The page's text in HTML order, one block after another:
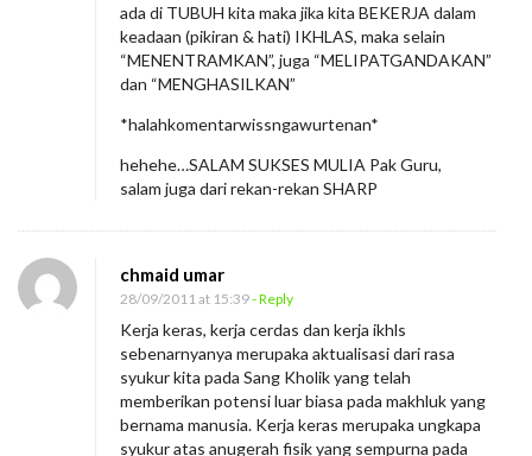
ada di TUBUH kita maka jika kita BEKERJA dalam
keadaan (pikiran & hati) IKHLAS, maka selain
“MENENTRAMKAN”, juga “MELIPATGANDAKAN”
dan “MENGHASILKAN”
*halahkomentarwissngawurtenan*
hehehe…SALAM SUKSES MULIA Pak Guru,
salam juga dari rekan-rekan SHARP
chmaid umar
28/09/2011 at 15:39- Reply
Kerja keras, kerja cerdas dan kerja ikhls
sebenarnyanya merupaka aktualisasi dari rasa
syukur kita pada Sang Kholik yang telah
memberikan potensi luar biasa pada makhluk yang
bernama manusia. Kerja keras merupaka ungkapa
syukur atas anugerah fisik yang sempurna pada